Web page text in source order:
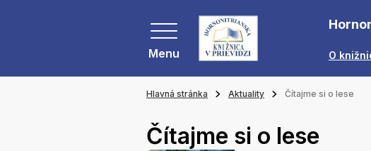
Menu O
Hlavná stránka Aktuality Čítajme si o lese
Čítajme si o lese